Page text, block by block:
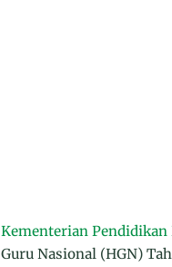
Kementerian Pendidikan
Guru Nasional (HGN)